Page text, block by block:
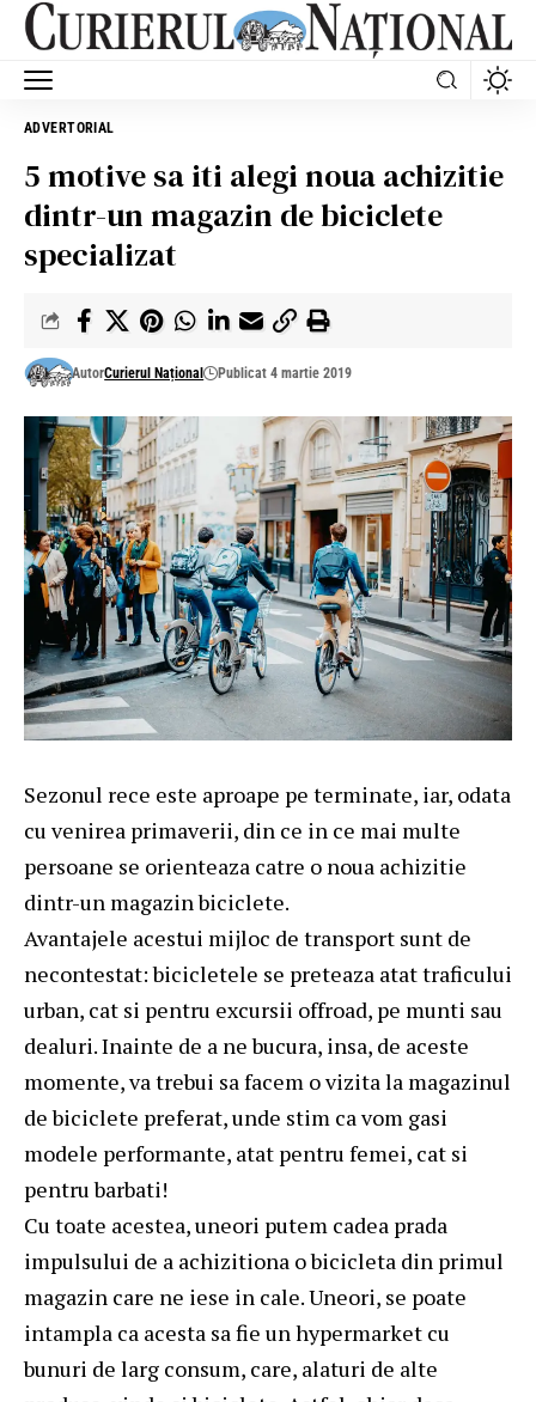
ADVERTORIAL
5 motive sa iti alegi noua achizitie
dintr-un magazin de biciclete
specializat
AutorCurierul Național Publicat 4 martie 2019
Sezonul rece este aproape pe terminate, iar, odata
cu venirea primaverii, din ce in ce mai multe
persoane se orienteaza catre o noua achizitie
dintr-un magazin biciclete.
Avantajele acestui mijloc de transport sunt de
necontestat: bicicletele se preteaza atat traficului
urban, cat si pentru excursii offroad, pe munti sau
dealuri. Inainte de a ne bucura, insa, de aceste
momente, va trebui sa facem o vizita la magazinul
de biciclete preferat, unde stim ca vom gasi
modele performante, atat pentru femei, cat si
pentru barbati!
Cu toate acestea, uneori putem cadea prada
impulsului de a achizitiona o bicicleta din primul
magazin care ne iese in cale. Uneori, se poate
intampla ca acesta sa fie un hypermarket cu
bunuri de larg consum, care, alaturi de alte